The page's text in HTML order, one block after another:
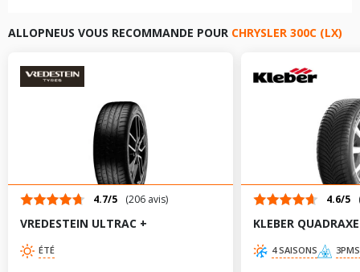
245/50R20 102 V
235/55R18 100 V
ALLOPNEUS VOUS RECOMMANDE POUR CHRYSLER 300C (LX)
4.7/5 (206 avis)
VREDESTEIN ULTRAC +
ÉTÉ
4.6/5
KLEBER
4 SAISONS